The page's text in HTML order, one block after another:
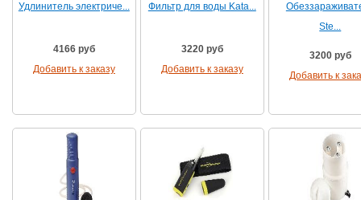
Удлинитель электриче...
4166 руб
Добавить к заказу
Фильтр для воды Kata...
3220 руб
Добавить к заказу
Ste...
3200 руб
Добавить к